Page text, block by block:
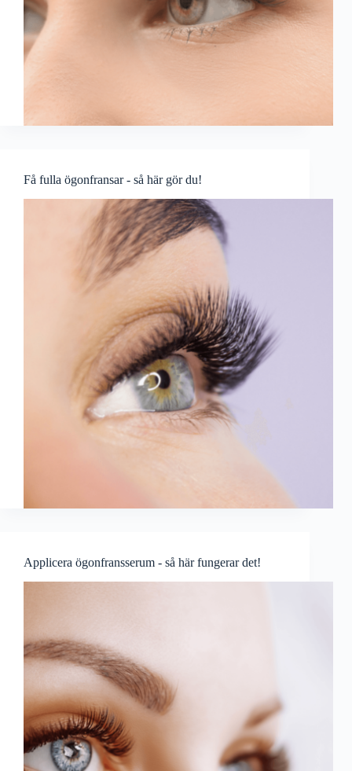
Få fulla ögonfransar - så här gör du!
Applicera ögonfransserum - så här fungerar det!